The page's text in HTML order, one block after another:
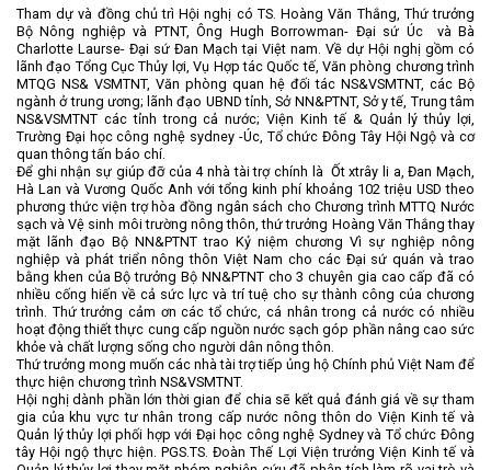
Tham dự và đồng chủ trì Hội nghị có TS.Hoàng Văn Thắng, Thứ trưởng
Bộ Nông nghiệp và PTNT,Ông Hugh Borrowman- Đại sứ Úc vàBà
Charlotte Laurse- Đại sứ Đan Mạch tại Việt nam Về dự Hội nghị gồm có
lãnh đạo Tổng Cục Thủy lợi, Vụ Hợp tác Quốc tế, Văn phòng chương trình
MTQG NS& VSMTNT, Văn phòng quan hệ đối tác NS&VSMTNT, các Bộ
ngành ở trung ương; lãnh đạo UBNDtỉnh,Sở NN&PTNT, Sở y tế, Trung tâm
NS&VSMTNT các tỉnhtrong cả nước;Viện Kinh tế & Quản lý thủy lợi,
Trường Đại học công nghệ sydney -Úc, Tổ chức Đông Tây Hội Ngộvàcơ
quan thông tấn báo chí.
Để ghi nhận sự giúp đỡ của 4 nhà tài trợ chính là Ốt xtrây li a, Đan Mạch,
Hà Lan và Vương Quốc Anh với tổng kinh phí khoảng 102 triệu USD theo
phương thức viện trợ hòa đồng ngân sách cho Chương trình MTTQ Nước
sạch và Vệ sinh môi trường nông thôn, thứ trưởng Hoàng Văn Thắng thay
mặt lãnh đạo Bộ NN&PTNT trao Kỷ niệm chương Vì sự nghiệp nông
nghiệp và phát triển nông thôn Việt Nam cho các Đại sứ quán và trao
bằng khen của Bộ trưởng Bộ NN&PTNT cho 3 chuyên gia cao cấp đã có
nhiều cống hiến về cả sức lực và trí tuệ cho sự thành công của chương
trình. Thứ trưởng cảm ơn các tổ chức, cá nhân trong cả nước có nhiều
hoạt động thiết thực cung cấp nguồn nước sạch góp phần nâng cao sức
khỏe và chất lượng sống cho người dân nông thôn.
Thứ trưởng mong muốn các nhà tài trợ tiếp ủng hộ Chính phủ Việt Nam để
thực hiện chương trình NS&VSMTNT.
Hội nghị dành phần lớn thời gian để chia sẽ kết quả đánh giá về sự tham
gia của khu vực tư nhân trong cấp nước nông thôn do Viện Kinh tế và
Quản lý thủy lợi phối hợp với Đại học công nghệ Sydney và Tổ chức Đông
tây Hội ngộ thực hiện. PGS.TS. Đoàn Thế Lợi Viện trưởng Viện Kinh tế và